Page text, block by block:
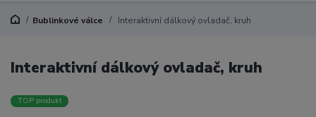
Bublinkové válce Interaktivní dálkový ovladač, kruh
Interaktivní dálkový ovladač, kruh
TOP produkt